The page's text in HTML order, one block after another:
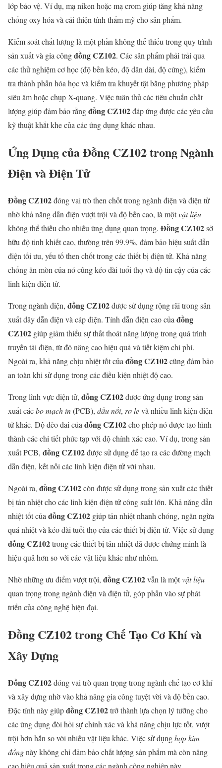
lớp bảo vệ. Ví dụ, mạ niken hoặc mạ crom giúp tăng khả năng
chống oxy hóa và cải thiện tính thẩm mỹ cho sản phẩm.
Kiểm soát chất lượng là một phần không thể thiếu trong quy trình
sản xuất và gia côngđồng CZ102. Các sản phẩm phải trải qua
các thử nghiệm cơ học (độ bền kéo, độ dãn dài, độ cứng), kiểm
tra thành phần hóa học và kiểm tra khuyết tật bằng phương pháp
siêu âm hoặc chụp X-quang. Việc tuân thủ các tiêu chuẩn chất
lượng giúp đảm bảo rằngđồng CZ102đáp ứng được các yêu cầu
kỹ thuật khắt khe của các ứng dụng khác nhau.
Ứng Dụng củaĐồng CZ102trong Ngành
Điện và Điện Tử
Đồng CZ102đóng vai trò then chốt trong ngành điện và điện tử
nhờ khả năng dẫn điện vượt trội và độ bền cao, là mộtvật liệu
không thể thiếu cho nhiều ứng dụng quan trọng. Đồng CZ102sở
hữu độ tinh khiết cao, thường trên 99.9%, đảm bảo hiệu suất dẫn
điện tối ưu, yếu tố then chốt trong các thiết bị điện tử. Khả năng
chống ăn mòn của nó cũng kéo dài tuổi thọ và độ tin cậy của các
linh kiện điện tử.
Trong ngành điện, đồng CZ102được sử dụng rộng rãi trong sản
xuất dây dẫn điện và cáp điện. Tính dẫn điện cao của đồng
CZ102 giúp giảm thiểu sự thất thoát năng lượng trong quá trình
truyền tải điện, từ đó nâng cao hiệu quả và tiết kiệm chi phí.
Ngoài ra, khả năng chịu nhiệt tốt của đồng CZ102cũng đảm bảo
an toàn khi sử dụng trong các điều kiện nhiệt độ cao.
Trong lĩnh vực điện tử, đồng CZ102được ứng dụng trong sản
xuất cácbo mạch in(PCB), đầu nối, rơ levà nhiều linh kiện điện
tử khác. Độ dẻo dai của đồng CZ102cho phép nó được tạo hình
thành các chi tiết phức tạp với độ chính xác cao. Ví dụ, trong sản
xuất PCB, đồng CZ102được sử dụng để tạo ra các đường mạch
dẫn điện, kết nối các linh kiện điện tử với nhau.
Ngoài ra, đồng CZ102còn được sử dụng trong sản xuất các thiết
bị tản nhiệt cho các linh kiện điện tử công suất lớn. Khả năng dẫn
nhiệt tốt của đồng CZ102 giúp tản nhiệt nhanh chóng, ngăn ngừa
quá nhiệt và kéo dài tuổi thọ của các thiết bị điện tử. Việc sử dụng
đồng CZ102trong các thiết bị tản nhiệt đã được chứng minh là
hiệu quả hơn so với các vật liệu khác như nhôm.
Nhờ những ưu điểm vượt trội, đồng CZ102vẫn là mộtvật liệu
quan trọng trong ngành điện và điện tử, góp phần vào sự phát
triển của công nghệ hiện đại.
Đồng CZ102 trong Chế Tạo Cơ Khí và
Xây Dựng
Đồng CZ102đóng vai trò quan trọng trong ngành chế tạo cơ khí
và xây dựng nhờ vào khả năng gia công tuyệt vời và độ bền cao.
Đặc tính này giúpđồng CZ102trở thành lựa chọn lý tưởng cho
các ứng dụng đòi hỏi sự chính xác và khả năng chịu lực tốt, vượt
trội hơn hẳn so với nhiều vật liệu khác. Việc sử dụnghợp kim
đồngnày không chỉ đảm bảo chất lượng sản phẩm mà còn nâng
cao hiệu quả sản xuất trong các ngành công nghiệp này.